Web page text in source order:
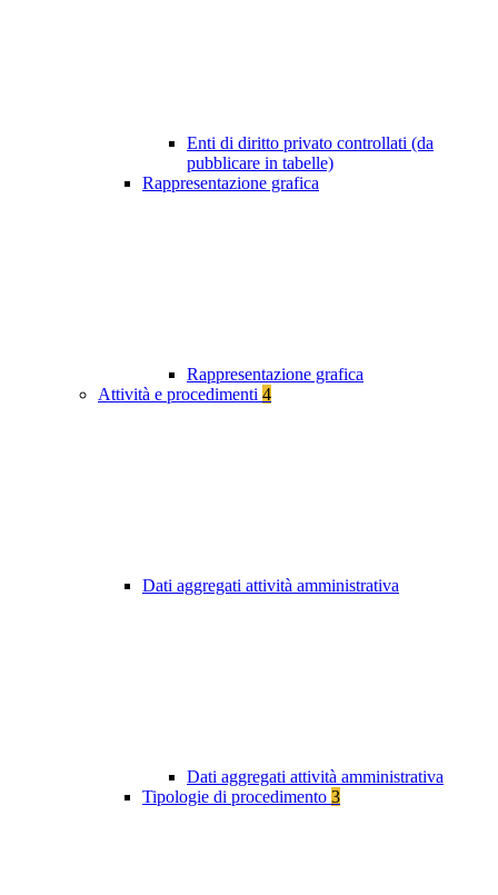
Enti di diritto privato controllati (da
pubblicare in tabelle)
Rappresentazione grafica
Rappresentazione grafica
Attività e procedimenti 4
Dati aggregati attività amministrativa
Dati aggregati attività amministrativa
Tipologie di procedimento 3